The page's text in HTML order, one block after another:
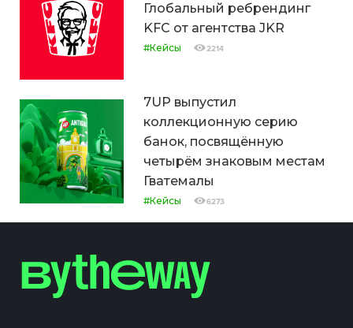
Глобальный ребрендинг
KFC от агентства JKR
#Кейсы 2214
7UP выпустил
коллекционную серию
банок, посвящённую
четырём знаковым местам
Гватемалы
#Кейсы 6273